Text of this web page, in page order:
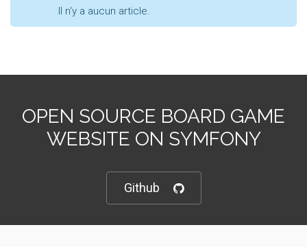
Il n'y a aucun article.
OPEN SOURCE BOARD GAME
WEBSITE ON SYMFONY
Github